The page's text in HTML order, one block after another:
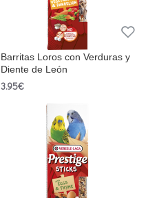
Barritas Loros con Verduras y
Diente de León
3.95€